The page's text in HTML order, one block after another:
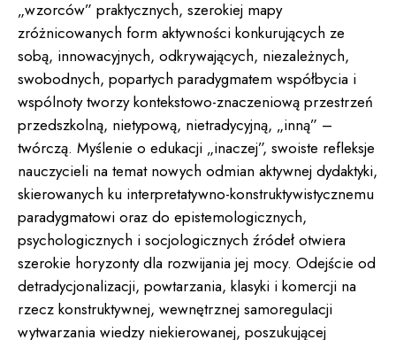
„wzorców” praktycznych, szerokiej mapy
zróżnicowanych form aktywności konkurujących ze
sobą, innowacyjnych, odkrywających, niezależnych,
swobodnych, popartych paradygmatem współbycia i
wspólnoty tworzy kontekstowo-znaczeniową przestrzeń
przedszkolną, nietypową, nietradycyjną, „inną” –
twórczą. Myślenie o edukacji „inaczej”, swoiste refleksje
nauczycieli na temat nowych odmian aktywnej dydaktyki,
skierowanych ku interpretatywno-konstruktywistycznemu
paradygmatowi oraz do epistemologicznych,
psychologicznych i socjologicznych źródeł otwiera
szerokie horyzonty dla rozwijania jej mocy. Odejście od
detradycjonalizacji, powtarzania, klasyki i komercji na
rzecz konstruktywnej, wewnętrznej samoregulacji
wytwarzania wiedzy niekierowanej, poszukującej